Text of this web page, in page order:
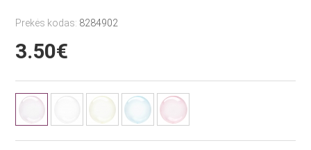
Prekės kodas: 8284902
3.50€